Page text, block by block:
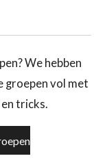
We hebben
groepen vol met
tricks.